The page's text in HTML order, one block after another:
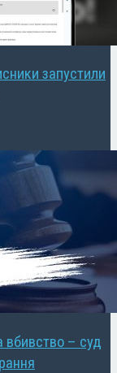
запустили
вбивство – суд